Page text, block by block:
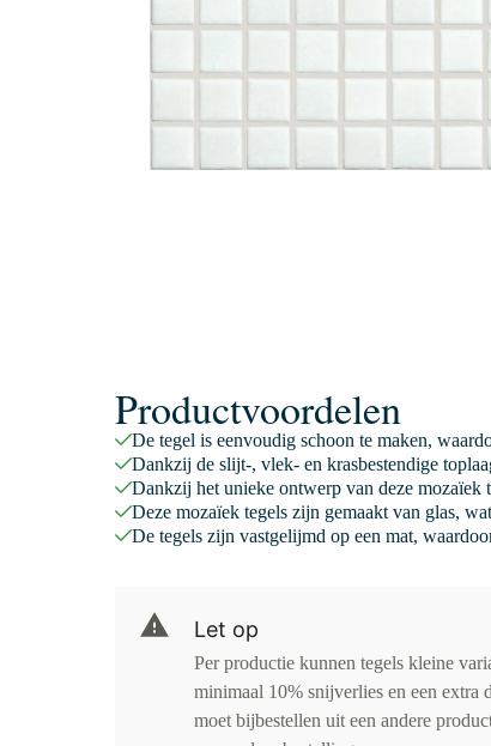
Productvoordelen
De tegel is eenvoudig schoon te maken,
Dankzij de slijt-, vlek- en krasbestendige
Dankzij het unieke ontwerp van deze mozaïek
Deze mozaïek tegels zijn gemaakt van glas,
De tegels zijn vastgelijmd op een mat,
Let op
Per productie kunnen tegels kleine
minimaal 10% snijverlies en een extra
moet bijbestellen uit een andere